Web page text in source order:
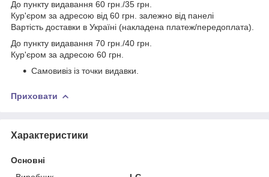
До пункту видавання 60 грн./35 грн.
Кур'єром за адресою від 60 грн. залежно від панелі
Вартість доставки в Україні (накладена платеж/передоплата).
До пункту видавання 70 грн./40 грн.
Кур'єром за адресою 60 грн.
Самовивіз із точки видавки.
Приховати
Характеристики
Основні